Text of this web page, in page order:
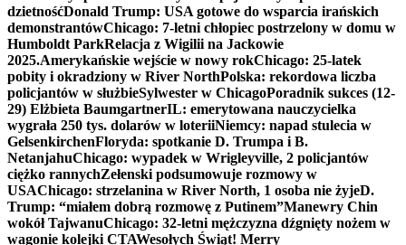
dzietnośćDonald Trump: USA gotowe do wsparcia irańskich
demonstrantówChicago: 7-letni chłopiec postrzelony w domu w
Humboldt ParkRelacja z Wigilii na Jackowie
2025.Amerykańskie wejście w nowy rokChicago: 25-latek
pobity i okradziony w River NorthPolska: rekordowa liczba
policjantów w służbieSylwester w ChicagoPoradnik sukces (12-
29) Elżbieta BaumgartnerIL: emerytowana nauczycielka
wygrała 250 tys. dolarów w loteriiNiemcy: napad stulecia w
GelsenkirchenFloryda: spotkanie D. Trumpa i B.
NetanjahuChicago: wypadek w Wrigleyville, 2 policjantów
ciężko rannychZełenski podsumowuje rozmowy w
USAChicago: strzelanina w River North, 1 osoba nie żyjeD.
Trump: “miałem dobrą rozmowę z Putinem”Manewry Chin
wokół TajwanuChicago: 32-letni mężczyzna dźgnięty nożem w
wagonie kolejki CTAWesołych Świąt! Merry